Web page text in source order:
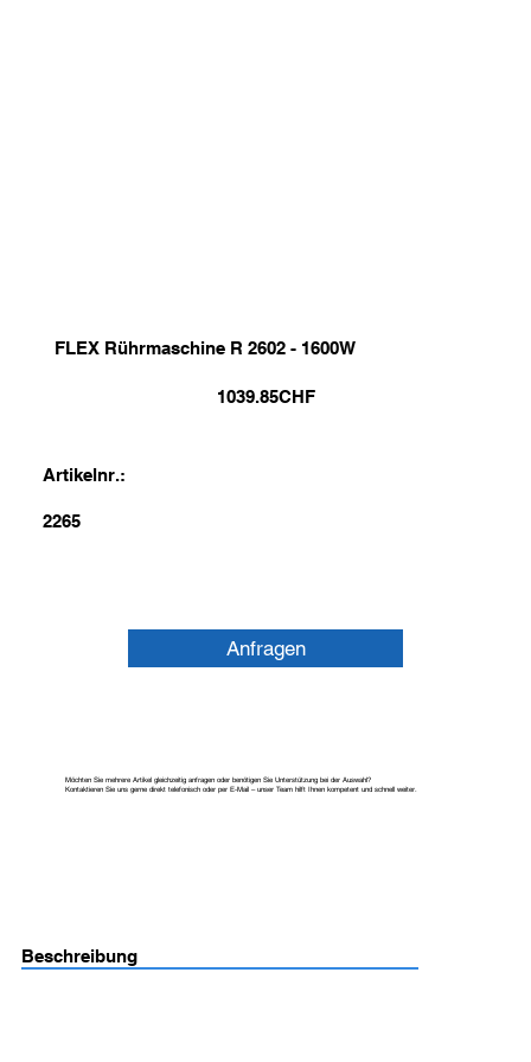
FLEX Rührmaschine R 2602 - 1600W
1039.85CHF
Artikelnr.:
2265
Anfragen
Möchten Sie mehrere Artikel gleichzeitig anfragen oder benötigen Sie Unterstützung bei der Auswahl?
Kontaktieren Sie uns gerne direkt telefonisch oder per E-Mail – unser Team hilft Ihnen kompetent und schnell weiter.
Beschreibung